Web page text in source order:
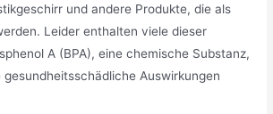
und andere Produkte, die als
Leider enthalten viele dieser
A (BPA), eine chemische Substanz,
Auswirkungen